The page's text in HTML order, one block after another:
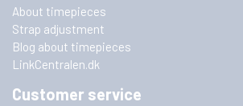
About timepieces
Strap adjustment
Blog about timepieces
LinkCentralen.dk
Customer service